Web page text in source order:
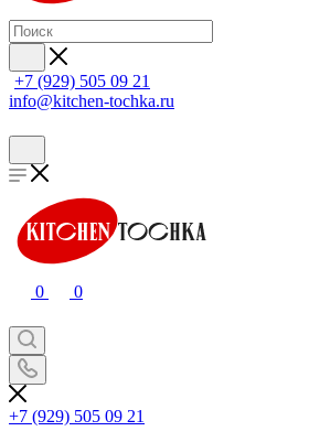
+7 (929) 505 09 21
info@kitchen-tochka.ru
0 0
+7 (929) 505 09 21